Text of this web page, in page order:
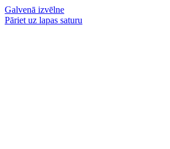
Galvenā izvēlne
Pāriet uz lapas saturu